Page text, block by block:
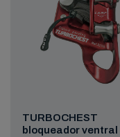
TURBOCHEST
bloqueador ventral